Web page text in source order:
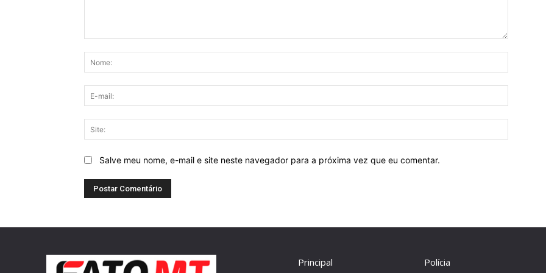
mail:
Salve meu nome, e-mail e site neste navegador para a próxima vez que eu comentar.
Principal Polícia